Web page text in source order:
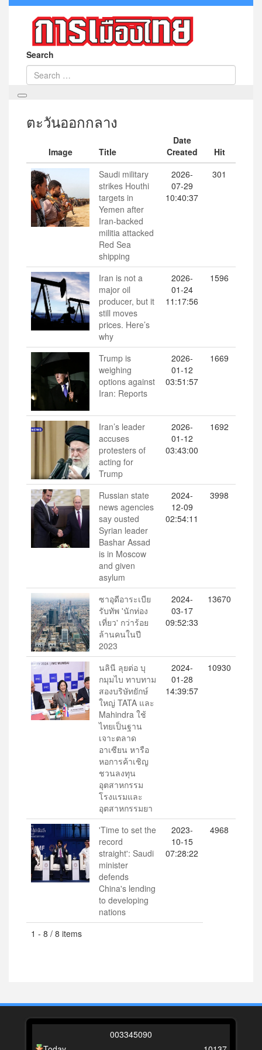
Search
ตะวันออกกลาง
Image Title
Date
Created
Hit
Saudi military
strikes Houthi
targets in
Yemen after
Iran-backed
militia attacked
Red Sea
shipping
2026-
07-29
10:40:37
301
Iran is not a
major oil
producer, but it
still moves
prices. Here’s
why
2026-
01-24
11:17:56
1596
Trump is
weighing
options against
Iran: Reports
2026-
01-12
03:51:57
1669
Iran’s leader
accuses
protesters of
acting for
Trump
2026-
01-12
03:43:00
1692
Russian state
news agencies
say ousted
Syrian leader
Bashar Assad
is in Moscow
and given
asylum
2024-
12-09
02:54:11
3998
ซาอุดีอาระเบีย
รับทัพ 'นักท่อง
เที่ยว' กว่าร้อย
ล้านคนในปี
2023
2024-
03-17
09:52:33
13670
นลินี ลุยต่อ บุ
กมุมไบ ทาบทาม
สองบริษัทยักษ์
ใหญ่ TATA และ
Mahindra ใช้
ไทยเป็นฐาน
เจาะตลาด
อาเซียน หารือ
หอการค้าเชิญ
ชวนลงทุน
อุตสาหกรรม
โรงแรมและ
อุตสาหกรรมยา
2024-
01-28
14:39:57
10930
'Time to set the
record
straight': Saudi
minister
defends
China's lending
to developing
nations
2023-
10-15
07:28:22
4968
1 - 8 / 8 items
003345090